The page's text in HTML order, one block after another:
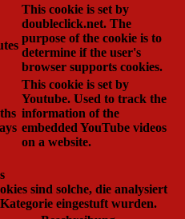
This cookie is set by
doubleclick.net. The
purpose of the cookie is to
determine if the user's
browser supports cookies.
This cookie is set by
Youtube. Used to track the
information of the
embedded YouTube videos
on a website.
sind solche, die analysiert
eingestuft wurden.